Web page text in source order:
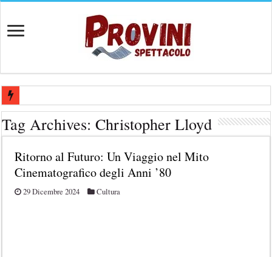
Casting attore per “Luna: dialogo tra un Poeta e una Prostituta” –
Casting per coppia: Realizzazione shooting foto e video retribuito
Casting per nuovo lungometraggio: si cercano attori, attrici e
Ricerca tastierista per Tribute Band dedicata ad Eros Ramazzotti –
Tag Archives:Christopher Lloyd
Ritorno al Futuro: Un Viaggio nel Mito
Cinematografico degli Anni ’80
29 Dicembre 2024 Cultura